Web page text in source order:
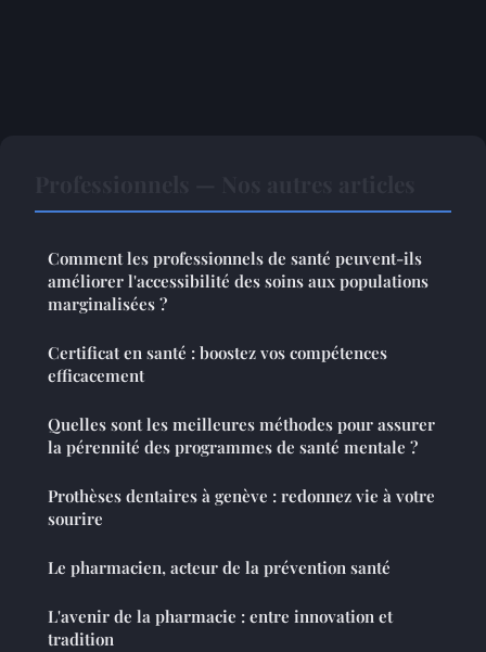
Comment les professionnels de santé peuvent-ils
améliorer l'accessibilité des soins aux populations
marginalisées ?
Certificat en santé : boostez vos compétences
efficacement
Quelles sont les meilleures méthodes pour assurer
la pérennité des programmes de santé mentale ?
Prothèses dentaires à genève : redonnez vie à votre
sourire
Le pharmacien, acteur de la prévention santé
L'avenir de la pharmacie : entre innovation et
tradition